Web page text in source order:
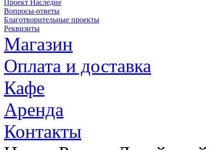
Проект Наследие
Вопросы-ответы
Благотворительные проекты
Реквизиты
Магазин
Оплата и доставка
Кафе
Аренда
Контакты